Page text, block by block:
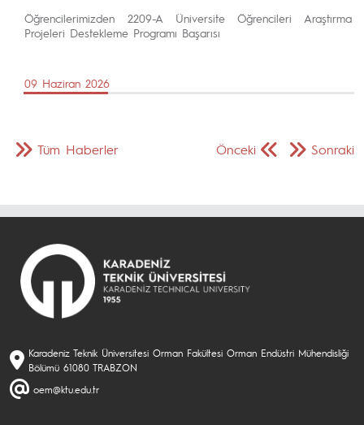
Öğrencilerimizden 2209-A Üniversite Öğrencileri Araştırma
Projeleri Destekleme Programı Başarısı
09 Haziran 2026
Önceki Sonraki
Tüm Haberler
Karadeniz Teknik Üniversitesi Orman Fakültesi Orman Endüstri Mühendisliği
Bölümü 61080 TRABZON
oem@ktu.edu.tr